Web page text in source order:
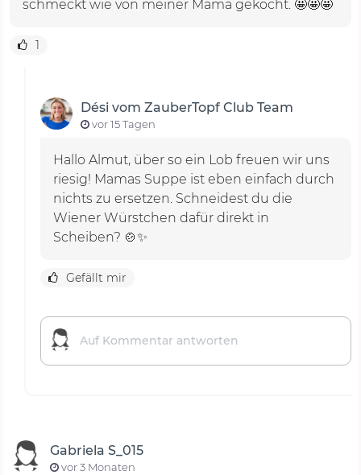
Thermomix®
Video zum Rezept für Kartoffelsuppe angeschaut?
schmeckt wie von meiner Mama gekocht. 🤩🤩🤩
1
Dési vom ZauberTopf Club Team
vor 15 Tagen
Hallo Almut, über so ein Lob freuen wir uns
riesig! Mamas Suppe ist eben einfach durch
nichts zu ersetzen. Schneidest du die
Wiener Würstchen dafür direkt in
Scheiben? 🍲✨
Gefällt mir
Gabriela S_015
vor 3 Monaten